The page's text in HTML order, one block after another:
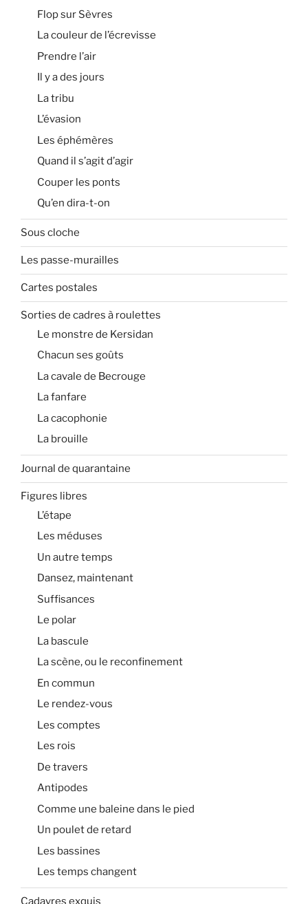
Flop sur Sèvres
La couleur de l’écrevisse
Prendre l’air
Il y a des jours
La tribu
L’évasion
Les éphémères
Quand il s’agit d’agir
Couper les ponts
Qu’en dira-t-on
Sous cloche
Les passe-murailles
Cartes postales
Sorties de cadres à roulettes
Le monstre de Kersidan
Chacun ses goûts
La cavale de Becrouge
La fanfare
La cacophonie
La brouille
Journal de quarantaine
Figures libres
L’étape
Les méduses
Un autre temps
Dansez, maintenant
Suffisances
Le polar
La bascule
La scène, ou le reconfinement
En commun
Le rendez-vous
Les comptes
Les rois
De travers
Antipodes
Comme une baleine dans le pied
Un poulet de retard
Les bassines
Les temps changent
Cadavres exquis